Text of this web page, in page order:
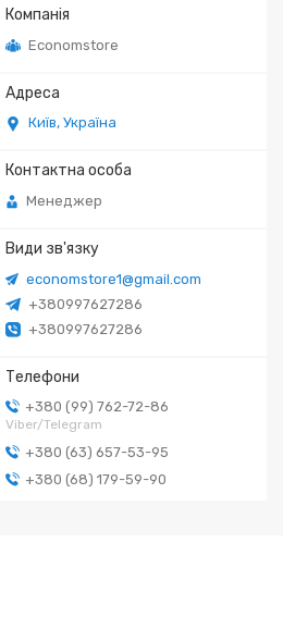
Economstore
Київ, Україна
Менеджер
economstore1@gmail.com
+380997627286
+380997627286
+380 (99) 762-72-86
Viber/Telegram
+380 (63) 657-53-95
+380 (68) 179-59-90